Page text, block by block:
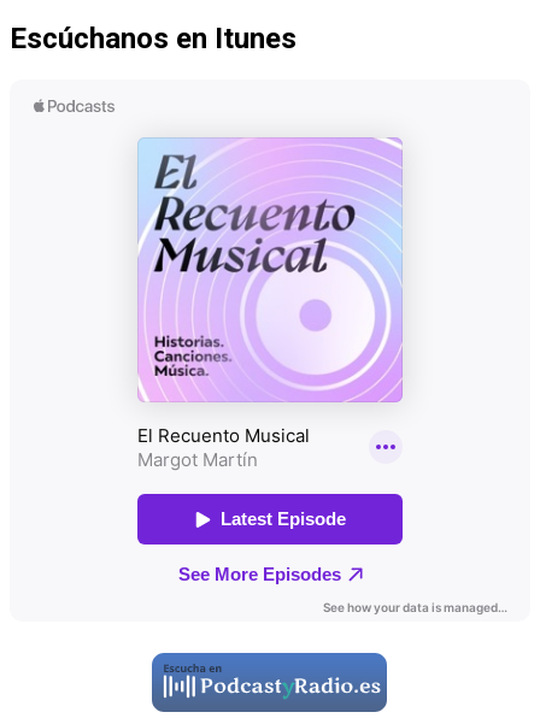
Escúchanos en Itunes